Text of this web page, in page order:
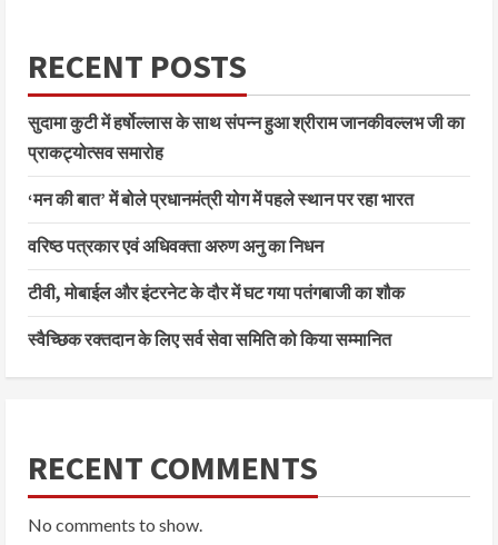
RECENT POSTS
सुदामा कुटी में हर्षोल्लास के साथ संपन्न हुआ श्रीराम जानकीवल्लभ जी का
प्राकट्योत्सव समारोह
‘मन की बात’ में बोले प्रधानमंत्री योग में पहले स्थान पर रहा भारत
वरिष्ठ पत्रकार एवं अधिवक्ता अरुण अनु का निधन
टीवी, मोबाईल और इंटरनेट के दौर में घट गया पतंगबाजी का शौक
स्वैच्छिक रक्तदान के लिए सर्व सेवा समिति को किया सम्मानित
RECENT COMMENTS
No comments to show.